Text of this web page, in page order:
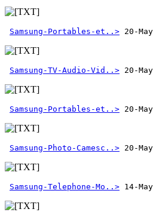
Samsung-Portables-et..>
Samsung-TV-Audio-Vid..>
Samsung-Portables-et..>
Samsung-Photo-Camesc..> 20-
Samsung-Telephone-Mo..>